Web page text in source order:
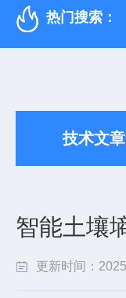
热门搜索：
技术文章
智能土壤
更新时间：